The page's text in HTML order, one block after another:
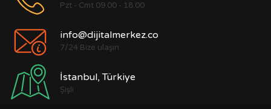
Pzt - Cmt 09.00 - 18.00
info@dijitalmerkez.co
7/24 Bize ulaşın
İstanbul, Türkiye
Şişli